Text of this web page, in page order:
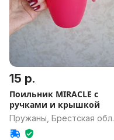
15 р.
Поильник MIRACLE с
ручками и крышкой
Пружаны, Брестская обл.